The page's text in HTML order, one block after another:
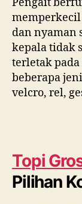
dan nyaman
kepala tidak
terletak
beberapa
velcro, rel,
Topi
Pilihan